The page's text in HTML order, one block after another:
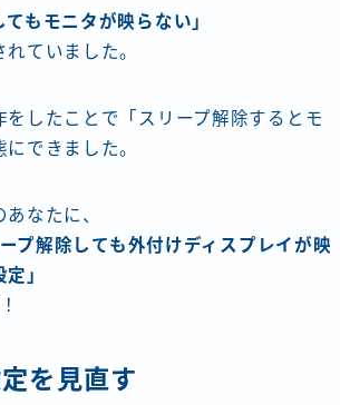
てもモニタが映らない」
ていました。
をしたことで「スリープ解除するとモ
できました。
なたに、
プ解除しても外付けディスプレイが映
」
を見直す